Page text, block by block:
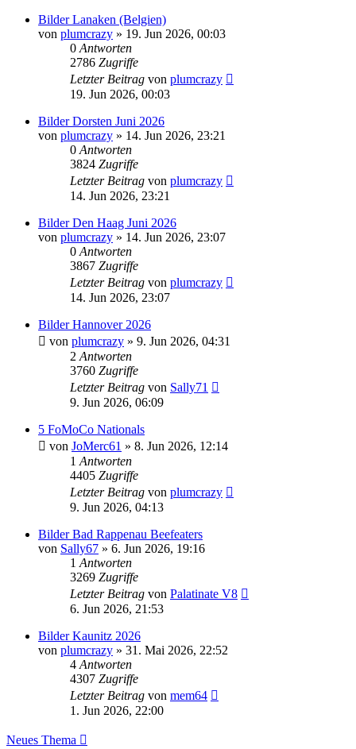
Bilder Lanaken (Belgien)
von plumcrazy » 19. Jun 2026, 00:03
0 Antworten
2786 Zugriffe
Letzter Beitrag von plumcrazy
19. Jun 2026, 00:03
Bilder Dorsten Juni 2026
von plumcrazy » 14. Jun 2026, 23:21
0 Antworten
3824 Zugriffe
Letzter Beitrag von plumcrazy
14. Jun 2026, 23:21
Bilder Den Haag Juni 2026
von plumcrazy » 14. Jun 2026, 23:07
0 Antworten
3867 Zugriffe
Letzter Beitrag von plumcrazy
14. Jun 2026, 23:07
Bilder Hannover 2026
von plumcrazy » 9. Jun 2026, 04:31
2 Antworten
3760 Zugriffe
Letzter Beitrag von Sally71
9. Jun 2026, 06:09
5 FoMoCo Nationals
von JoMerc61 » 8. Jun 2026, 12:14
1 Antworten
4405 Zugriffe
Letzter Beitrag von plumcrazy
9. Jun 2026, 04:13
Bilder Bad Rappenau Beefeaters
von Sally67 » 6. Jun 2026, 19:16
1 Antworten
3269 Zugriffe
Letzter Beitrag von Palatinate V8
6. Jun 2026, 21:53
Bilder Kaunitz 2026
von plumcrazy » 31. Mai 2026, 22:52
4 Antworten
4307 Zugriffe
Letzter Beitrag von mem64
1. Jun 2026, 22:00
Neues Thema